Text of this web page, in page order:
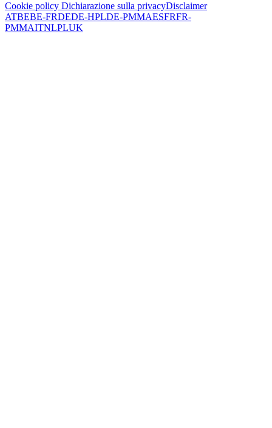
Cookie policy Dichiarazione sulla privacyDisclaimer
ATBEBE-FRDEDE-HPLDE-PMMAESFRFR-
PMMAITNLPLUK